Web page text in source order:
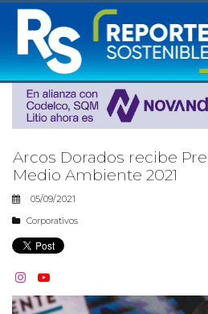
Arcos Dorados recibe
Medio Ambiente 2021
05/09/2021
Corporativos
 